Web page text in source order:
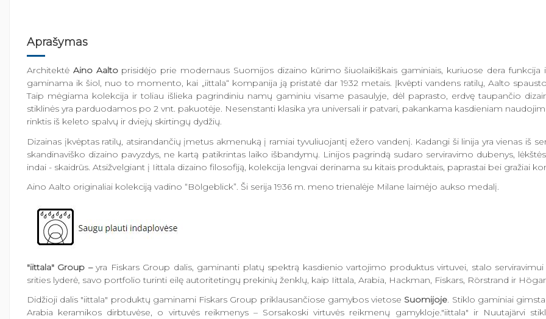
Aprašymas
Architektė Aino Aaltoprisidėjo prie modernaus Suomijos dizaino kūrimo šiuolaikiškais gaminiais, kuriuose dera
gaminama ik šiol, nuo to momento, kai „iittala“ kompanija ją pristatė dar 1932 metais. Įkvėpti vandens ratilų, Aalto
Taip mėgiama kolekcija ir toliau išlieka pagrindiniu namų gaminiu visame pasaulyje, dėl paprasto, erdvę taupančio
stiklinės yra parduodamos po 2 vnt. pakuotėje. Nesenstanti klasika yra universali ir patvari, pakankama kasdieniam
rinktis iš keleto spalvų ir dviejų skirtingų dydžių.
Dizainas įkvėptas ratilų, atsirandančių įmetus akmenuką į ramiai tyvuliuojantį ežero vandenį. Kadangi ši linija yra vienas iš
skandinaviško dizaino pavyzdys, ne kartą patikrintas laiko išbandymų. Linijos pagrindą sudaro serviravimo dubenys,
indai - skaidrūs. Atsižvelgiant į Iittala dizaino filosofiją, kolekcija lengvai derinama su kitais produktais, paprastai bei gražiai
Aino Aalto originaliai kolekciją vadino “Bölgeblick”. Ši serija 1936 m. meno trienalėje Milane laimėjo aukso medalį.
"iittala" Group –yra Fiskars Group dalis, gaminanti platų spektrą kasdienio vartojimo produktus virtuvei, stalo
srities lyderė, savo portfolio turinti eilę autoritetingų prekinių ženklų, kaip Iittala, Arabia, Hackman, Fiskars, Rörstrand ir
Didžioji dalis "iittala" produktų gaminami Fiskars Group priklausančiose gamybos vietose Suomijoje. Stiklo gaminiai
Arabia keramikos dirbtuvėse, o virtuvės reikmenys – Sorsakoski virtuvės reikmenų gamykloje."iittala" ir Nuutajärvi